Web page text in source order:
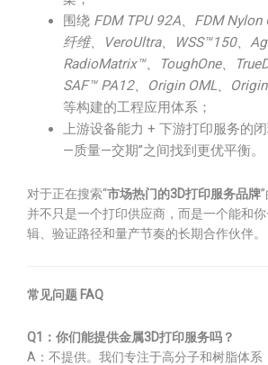
围绕 FDM TPU 92A、FDM
纤维、VeroUltra、WSS™150、
RadioMatrix™、ToughOne、
SAF™ PA12、Origin OML、
等构建的工程应用体系；
上游设备能力 + 下游打印服务的
—质量—交期”之间找到更优平衡。
对于正在搜索“市场热门的3D打印服务品牌
并不只是一个打印供应商，而是一个能和
辑、验证路径和量产节奏的长期合作伙伴。
常见问题 FAQ
Q1：你们能提供金属3D打印服务吗？
A：不提供。我们专注于高分子和树脂体系